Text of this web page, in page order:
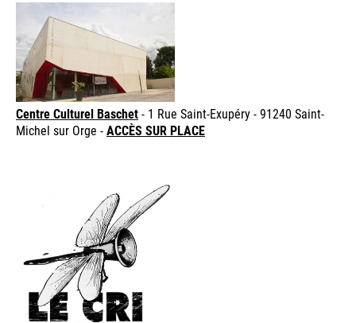
Centre Culturel Baschet- 1 Rue Saint-Exupéry - 91240 Saint-
Michel sur Orge -ACCÈS SUR PLACE